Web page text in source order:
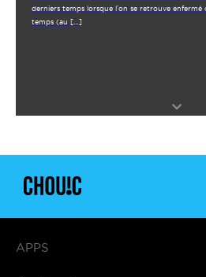
derniers temps lorsque l’on se retrouve enfermé
temps (au […]
APPS